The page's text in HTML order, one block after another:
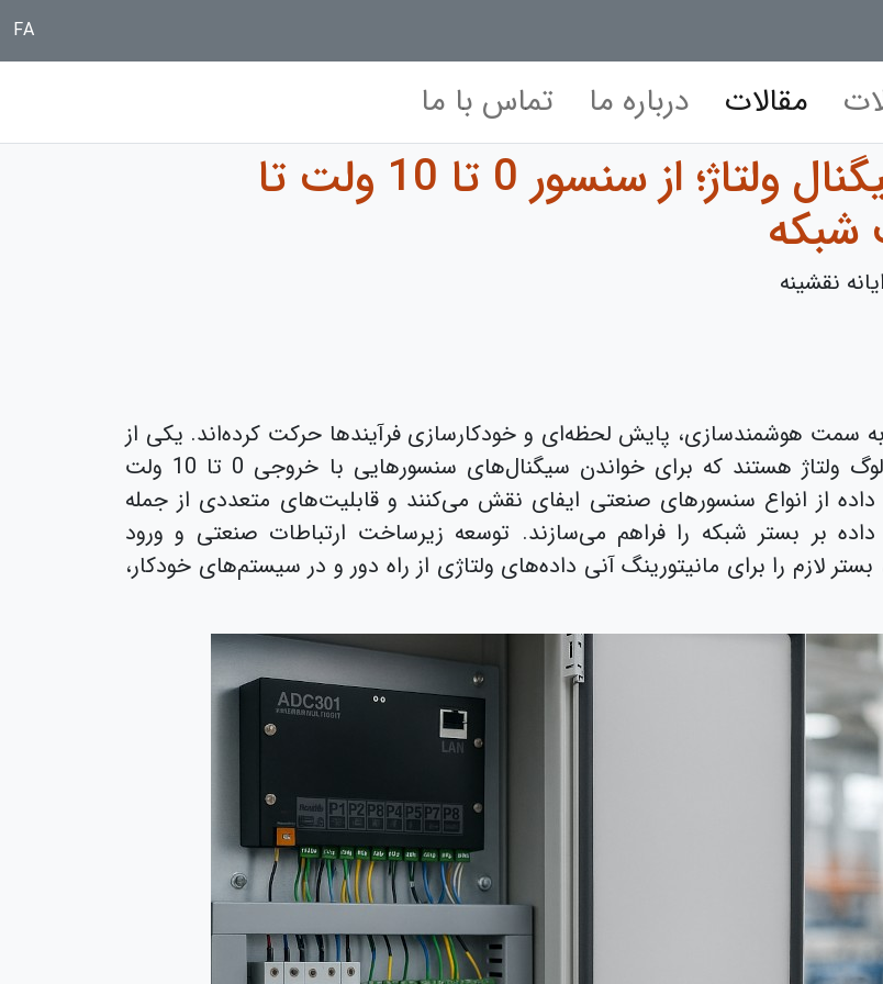
FA
مقالات درباره ما تماس با ما
سامانه‌های پایش آنلاین سیگنال ولتاژ؛ از سنسور 0 تا 10 ولت تا
شبکه
نقشینه
سمت هوشمندسازی، پایش لحظه‌ای و خودکارسازی فرآیندها حرکت کرده‌اند. یکی از
مهم‌ترین ابزارها در این مسیر، ماژول‌های ورودی آنالوگ ولتاژ هستند که برای خواندن سیگنال‌های سنسورهایی با خروجی 0 تا 10 ولت
داده از انواع سنسورهای صنعتی ایفای نقش می‌کنند و قابلیت‌های متعددی از جمله
بر بستر شبکه را فراهم می‌سازند. توسعه زیرساخت ارتباطات صنعتی و ورود
لازم را برای مانیتورینگ آنی داده‌های ولتاژی از راه دور و در سیستم‌های خودکار،